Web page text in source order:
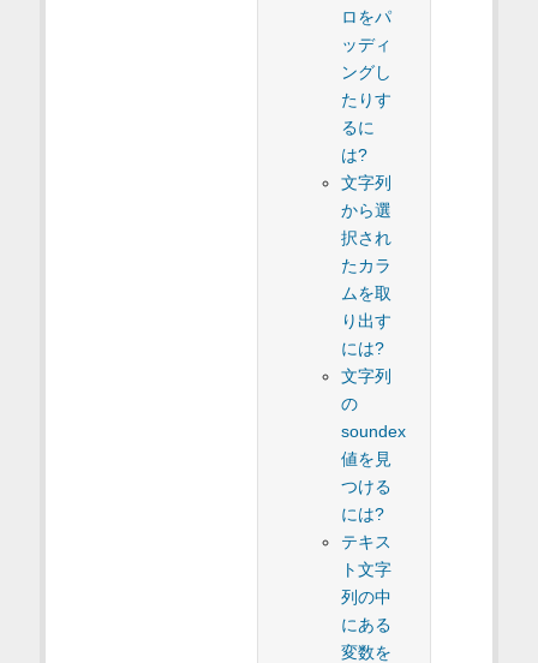
ロをパ
ッディ
ングし
たりす
るに
は?
文字列
から選
択され
たカラ
ムを取
り出す
には?
文字列
の
soundex
値を見
つける
には?
テキス
ト文字
列の中
にある
変数を